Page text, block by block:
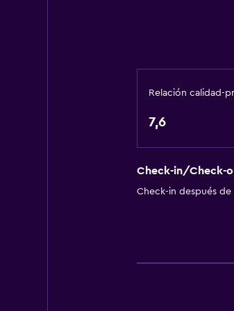
Aseo
Papel higiénico
Baño privado
Relación calidad-
7,6
Check-in/Check-
Check-in después de